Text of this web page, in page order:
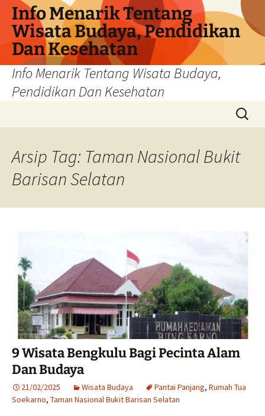
Info Menarik Tentang
Wisata Budaya, Pendidikan
Dan Kesehatan
Info Menarik Tentang Wisata Budaya,
Pendidikan Dan Kesehatan
Cari
untuk:
Arsip Tag: Taman Nasional Bukit
Barisan Selatan
9 Wisata Bengkulu Bagi Pecinta Alam
Dan Budaya
21/02/2025 Wisata Budaya Pantai Panjang, Rumah Tua
Soekarno, Taman Nasional Bukit Barisan Selatan